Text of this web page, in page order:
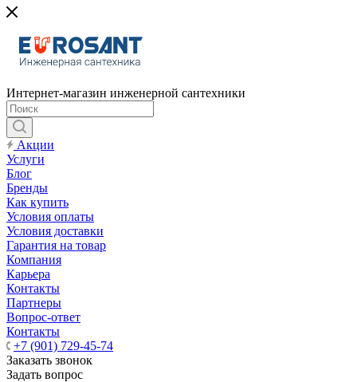
Интернет-магазин инженерной сантехники
Акции
Услуги
Блог
Бренды
Как купить
Условия оплаты
Условия доставки
Гарантия на товар
Компания
Карьера
Контакты
Партнеры
Вопрос-ответ
Контакты
+7 (901) 729-45-74
Заказать звонок
Задать вопрос